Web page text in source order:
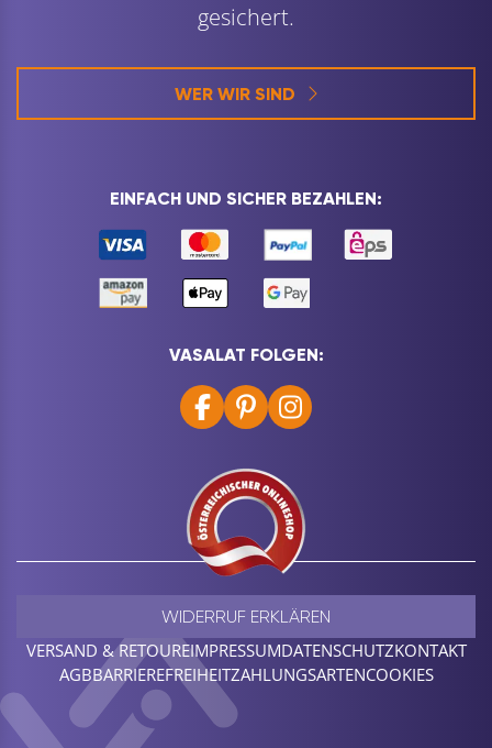
gesichert.
WER WIR SIND
EINFACH UND SICHER BEZAHLEN:
VASALAT FOLGEN:
VERSAND & RETOUREIMPRESSUMDATENSCHUTZKONTAKT
AGBBARRIEREFREIHEITZAHLUNGSARTENCOOKIES
WIDERRUF ERKLÄREN